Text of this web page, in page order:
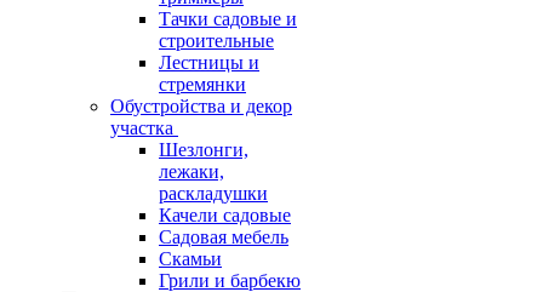
Тачки садовые и
строительные
Лестницы и
стремянки
Обустройства и декор
участка
Шезлонги,
лежаки,
раскладушки
Качели садовые
Садовая мебель
Скамьи
Грили и барбекю